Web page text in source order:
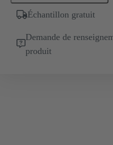
Échantillon gratuit
Demande de
produit